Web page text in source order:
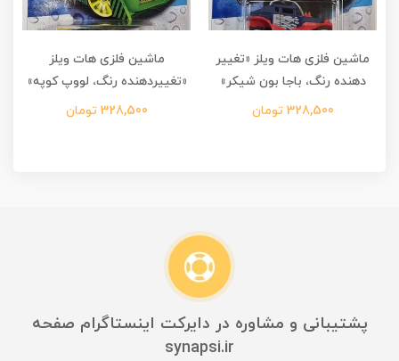
ماشین فلزی هات ویلز «تغییر
دهنده رنگ، باجا بون شیکر»
328,500 تومان
ماشین فلزی هات ویلز
«تغییردهنده رنگ، لووپ کوپه»
328,500 تومان
پشتیبانی و مشاوره در دایرکت اینستاگرام صفحه
synapsi.ir